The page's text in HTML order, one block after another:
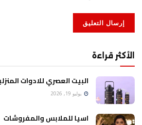
الأكثر قراءة
البيت العصري للادوات
يوليو 19, 2026
اسيا للملابس والمفروشات